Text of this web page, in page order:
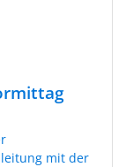
mit der